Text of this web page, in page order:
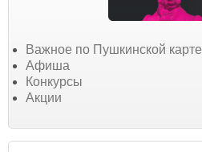
Важное по Пушкинской карте
Афиша
Конкурсы
Акции